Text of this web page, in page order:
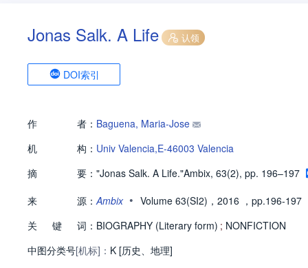
Jonas Salk. A Life 认领
DOI索引
作 者： Baguena, Maria-Jose
机
构： Univ Valencia,E-46003 Valencia
摘
要： "Jonas Salk. A Life."Ambix, 63(2), pp. 196–197
来
源： Ambix • Volume 63(SI2)，2016 ，pp.196-197
关
键 词： BIOGRAPHY (Literary form) ; NONFICTION
中图分类号[机标]： K [历史、地理]